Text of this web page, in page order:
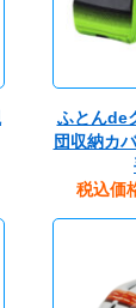
ふとんde
団収納カ
税込価